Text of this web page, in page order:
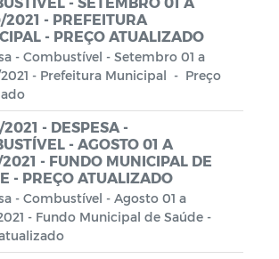
- PREFEITURA
- PREÇO ATUALIZADO
- Combustível - Setembro 01 a
- Prefeitura Municipal - Preço
- DESPESA -
- AGOSTO 01 A
- FUNDO MUNICIPAL DE
- PREÇO ATUALIZADO
- Combustível - Agosto 01 a
- Fundo Municipal de Saúde -